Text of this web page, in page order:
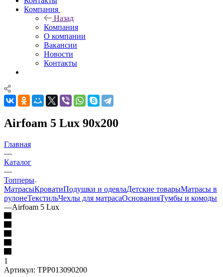
Компания
Назад
Компания
О компании
Вакансии
Новости
Контакты
Airfoam 5 Lux 90x200
Главная
—
Каталог
—
Топперы
МатрасыКроватиПодушки и одеялаДетские товарыМатрасы в
рулонеТекстильЧехлы для матрасаОснованияТумбы и комоды
—Airfoam 5 Lux
1
Артикул: TPP013090200